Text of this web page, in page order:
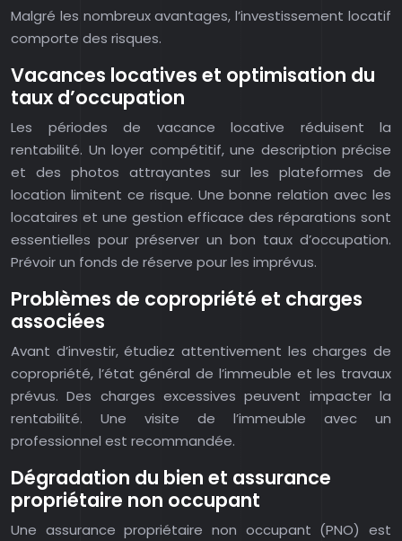
Malgré les nombreux avantages, l’investissement locatif
comporte des risques.
Vacances locatives et optimisation du
taux d’occupation
Les périodes de vacance locative réduisent la
rentabilité. Un loyer compétitif, une description précise
et des photos attrayantes sur les plateformes de
location limitent ce risque. Une bonne relation avec les
locataires et une gestion efficace des réparations sont
essentielles pour préserver un bon taux d’occupation.
Prévoir un fonds de réserve pour les imprévus.
Problèmes de copropriété et charges
associées
Avant d’investir, étudiez attentivement les charges de
copropriété, l’état général de l’immeuble et les travaux
prévus. Des charges excessives peuvent impacter la
rentabilité. Une visite de l’immeuble avec un
professionnel est recommandée.
Dégradation du bien et assurance
propriétaire non occupant
Une assurance propriétaire non occupant (PNO) est